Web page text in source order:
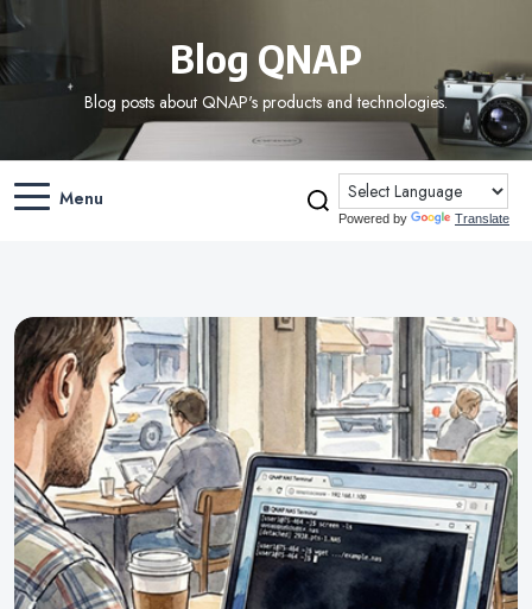
Blog QNAP
Blog posts about QNAP's products and technologies.
Menu
Powered by Translate